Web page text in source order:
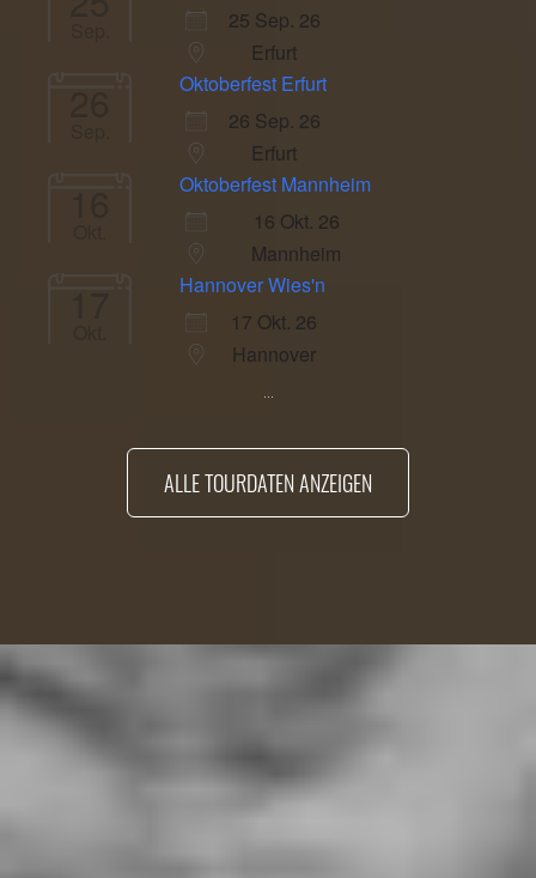
25 Sep. 26
Erfurt
26
Oktoberfest Erfurt
26 Sep. 26
Erfurt
16
Oktoberfest Mannheim
16 Okt. 26
Mannheim
17
Hannover Wies'n
17 Okt. 26
Hannover
...
ALLE TOURDATEN ANZEIGEN